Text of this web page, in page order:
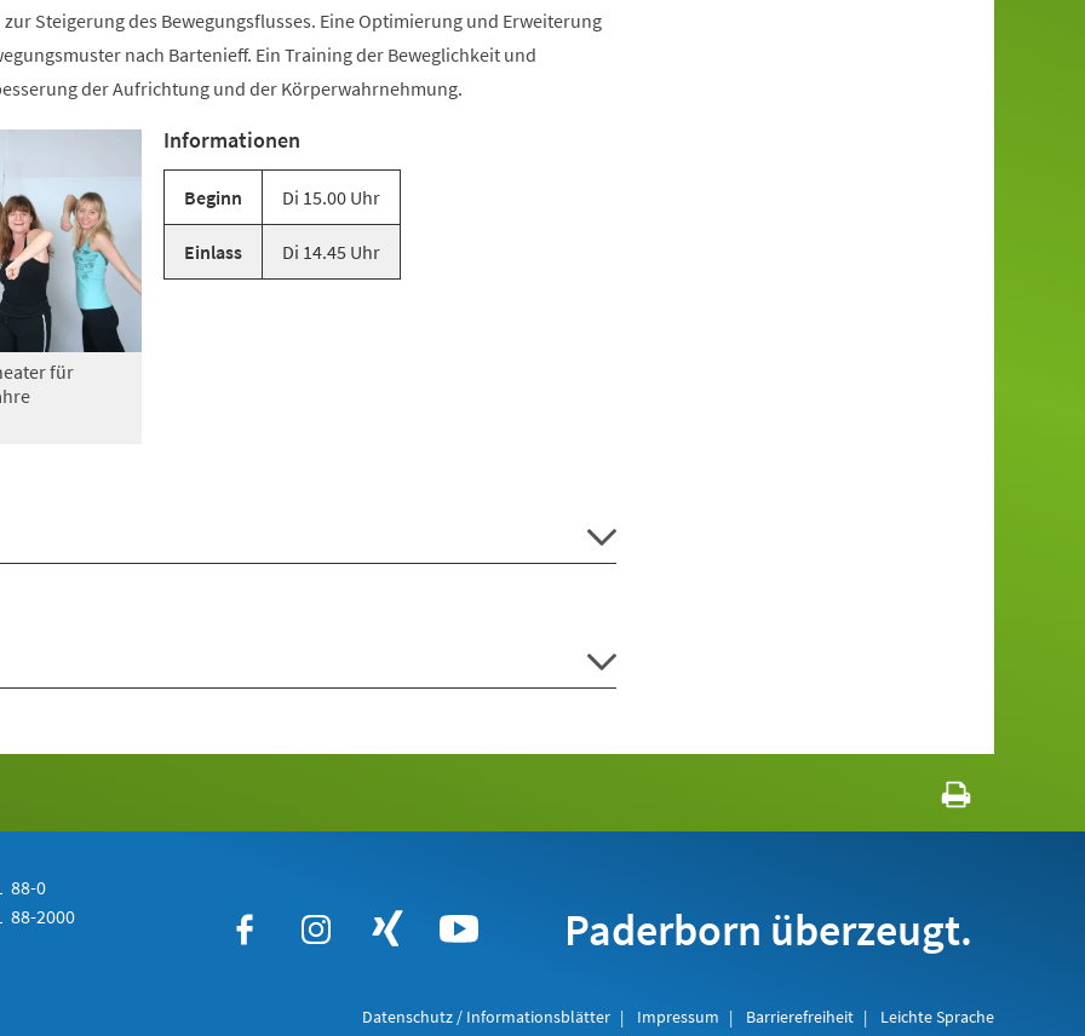
Steigerung des Bewegungsflusses. Eine Optimierung und Erweiterung
nach Bartenieff. Ein Training der Beweglichkeit und
der Aufrichtung und der Körperwahrnehmung.
für
Informationen
Beginn Di 15.00 Uhr
Einlass Di 14.45 Uhr
88-0
88-2000 Paderborn überzeugt.
Datenschutz / Informationsblätter Impressum Barrierefreiheit Leichte Sprache